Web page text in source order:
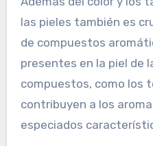
las pieles también es
de compuestos
presentes en la piel de
compuestos, como los
contribuyen a los
especiados